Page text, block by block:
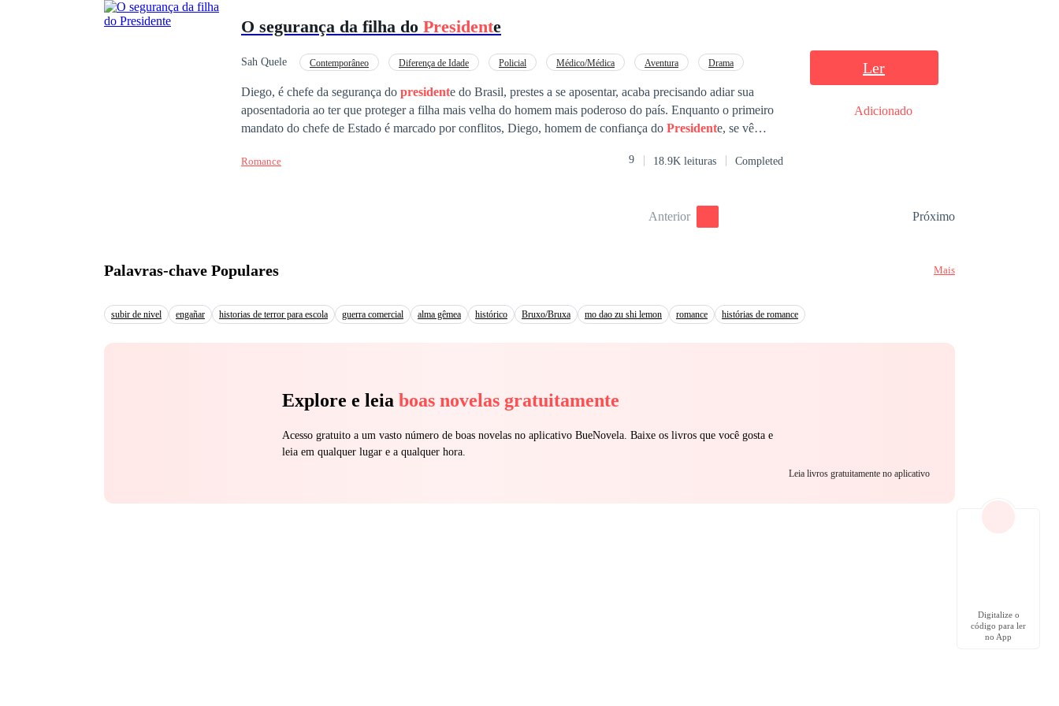
O segurança da filha do Presidente
Sah Quele Contemporâneo Diferença de Idade Policial Médico/Médica Aventura Drama
Diego, é chefe da segurança do presidente do Brasil, prestes a se aposentar, acaba precisando adiar sua
aposentadoria ao ter que proteger a filha mais velha do homem mais poderoso do país. Enquanto o primeiro
mandato do chefe de Estado é marcado por conflitos, Diego, homem de confiança do Presidente, se vê
distância da vida política de seu pai. São duas pessoas de mundos distintos, compelidas a conviverem lado a
muito mais em comum do que poderiam imaginar. Spin off de Entre o Poder e o Amor
Romance 9 18.9K leituras Completed
Ler
Adicionado
Anterior Próximo
Palavras-chave Populares Mais
subir de nivel engañar historias de terror para escola guerra comercial alma gêmea histórico Bruxo/Bruxa mo dao zu shi lemon romance histórias de romance
Explore e leia boas novelas gratuitamente
Acesso gratuito a um vasto número de boas novelas no aplicativo BueNovela. Baixe os livros que você gosta e
leia em qualquer lugar e a qualquer hora.
Leia livros gratuitamente no aplicativo
Digitalize o
código para ler
no App